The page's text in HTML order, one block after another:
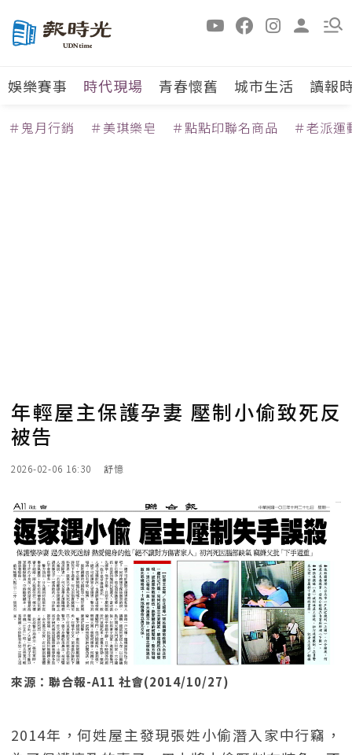
娛樂賽事 時代現場 青春懷舊 城市生活 讀報
＃鬼月行銷 ＃美琪樂皂 ＃點點印聯名商品 ＃老派運
年輕屋主保護孕妻 壓制小偷致死反
被告
2026-02-06 16:30 舒憶
來源：聯合報-A11 社會(2014/10/27)
2014年，何姓屋主發現張姓小偷潛入家中行竊，